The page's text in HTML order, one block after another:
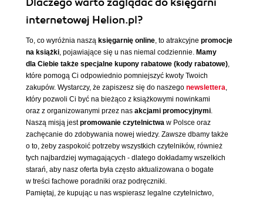
internetowej Helion.pl?
To, co wyróżnia naszą księgarnię online, to atrakcyjne promocje
na książki, pojawiające się u nas niemal codziennie. Mamy
dla Ciebie także specjalne kupony rabatowe (kody rabatowe),
które pomogą Ci odpowiednio pomniejszyć kwoty Twoich
zakupów. Wystarczy, że zapiszesz się do naszego newslettera,
który pozwoli Ci być na bieżąco z książkowymi nowinkami
oraz z organizowanymi przez nas akcjami promocyjnymi.
Naszą misją jestpromowanie czytelnictwa w Polsce oraz
zachęcanie do zdobywania nowej wiedzy. Zawsze dbamy także
o to, żeby zaspokoić potrzeby wszystkich czytelników, również
tych najbardziej wymagających - dlatego dokładamy wszelkich
starań, aby nasz oferta była często aktualizowana o bogate
w treści fachowe poradniki oraz podręczniki.
Pamiętaj, że kupując u nas wspierasz legalne czytelnictwo,